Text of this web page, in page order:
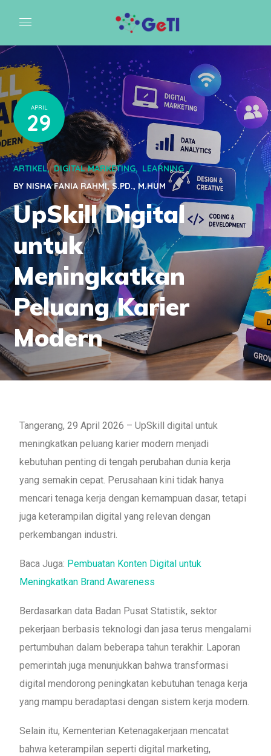
APRIL
29
ARTIKEL DIGITAL MARKETING
LEARNING
BY NISHA FANIA RAHMI, S.PD., M.HUM
UpSkill Digital
untuk
Meningkatkan
Peluang Karier
Modern
Tangerang, 29 April 2026 – UpSkill digital untuk
meningkatkan peluang karier modern menjadi
kebutuhan penting di tengah perubahan dunia kerja
yang semakin cepat. Perusahaan kini tidak hanya
mencari tenaga kerja dengan kemampuan dasar, tetapi
juga keterampilan digital yang relevan dengan
perkembangan industri.
Baca Juga: Pembuatan Konten Digital untuk
Meningkatkan Brand Awareness
Berdasarkan data Badan Pusat Statistik, sektor
pekerjaan berbasis teknologi dan jasa terus mengalami
pertumbuhan dalam beberapa tahun terakhir. Laporan
pemerintah juga menunjukkan bahwa transformasi
digital mendorong peningkatan kebutuhan tenaga kerja
yang mampu beradaptasi dengan sistem kerja modern.
Selain itu, Kementerian Ketenagakerjaan mencatat
bahwa keterampilan seperti digital marketing,